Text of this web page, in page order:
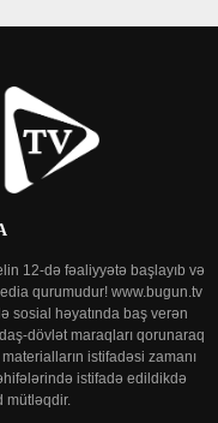
12-də fəaliyyətə başlayıb və
qurumudur! www.bugun.tv
sosial həyatında baş verən
dövlət maraqları qorunaraq
istifadəsi zamanı
istifadə edildikdə
mütləqdir.